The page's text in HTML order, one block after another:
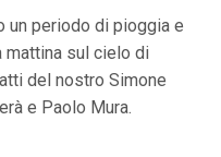
un periodo di pioggia e
mattina sul cielo di
del nostro Simone
e Paolo Mura.